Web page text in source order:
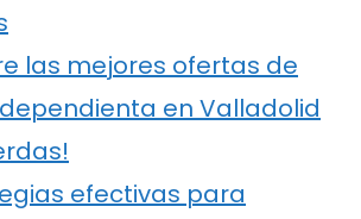
las mejores ofertas de
en Valladolid
efectivas para